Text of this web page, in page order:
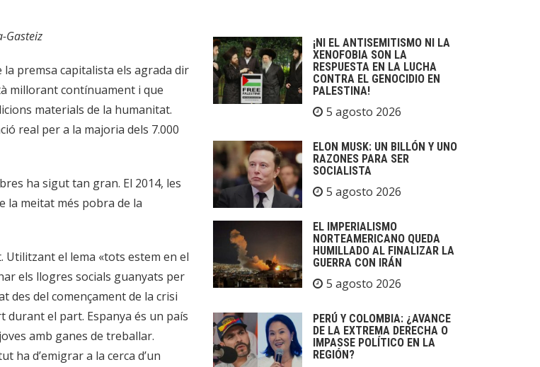
Gasteiz
premsa capitalista els agrada dir
millorant contínuament i que
materials de la humanitat.
real per a la majoria dels 7.000
ha sigut tan gran. El 2014, les
la meitat més pobra de la
el lema «tots estem en el
els llogres socials guanyats per
des del començament de la crisi
durant el part. Espanya és un país
amb ganes de treballar.
ha d’emigrar a la cerca d’un
¡NI EL ANTISEMITISMO NI LA
XENOFOBIA SON LA
RESPUESTA EN LA LUCHA
CONTRA EL GENOCIDIO EN
PALESTINA!
5 agosto 2026
ELON MUSK: UN BILLÓN Y UNO
RAZONES PARA SER
SOCIALISTA
5 agosto 2026
EL IMPERIALISMO
NORTEAMERICANO QUEDA
HUMILLADO AL FINALIZAR LA
GUERRA CON IRÁN
5 agosto 2026
PERÚ Y COLOMBIA: ¿AVANCE
DE LA EXTREMA DERECHA O
IMPASSE POLÍTICO EN LA
REGIÓN?